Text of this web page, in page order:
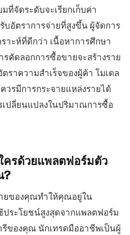
ที่จัดระดับจะเรียกเก็บค่า
บอัตราการจ่ายที่สูงขึ้น ผู้จัดการ
าะห์ที่ดีกว่า เนื้อหาการศึกษา
คัดลอกการซื้อขายจะสร้างราย
ราความสำเร็จของผู้ค้า โมเดล
ควรมีการกระจายแหล่งรายได้
เปลี่ยนแปลงในปริมาณการซื้อ
ครด้วยแพลตฟอร์มตัว
?
ยของคุณทำให้คุณอยู่ใน
ระโยชน์สูงสุดจากแพลตฟอร์ม
ของคุณ นักเทรดมืออาชีพเป็นผู้